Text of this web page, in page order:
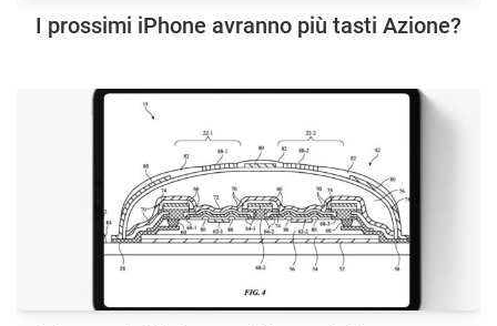
I prossimi iPhone avranno più tasti Azione?